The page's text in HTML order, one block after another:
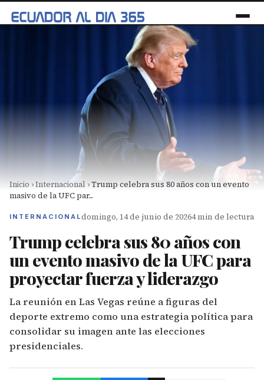
Inicio ›Internacional ›Trump celebra sus 80 años con un evento
masivo de la UFC par...
INTERNACIONALdomingo, 14 de junio de 20264 min de lectura
Trump celebra sus 80 años con
un evento masivo de la UFC para
proyectar fuerza y liderazgo
La reunión en Las Vegas reúne a figuras del
deporte extremo como una estrategia política para
consolidar su imagen ante las elecciones
presidenciales.